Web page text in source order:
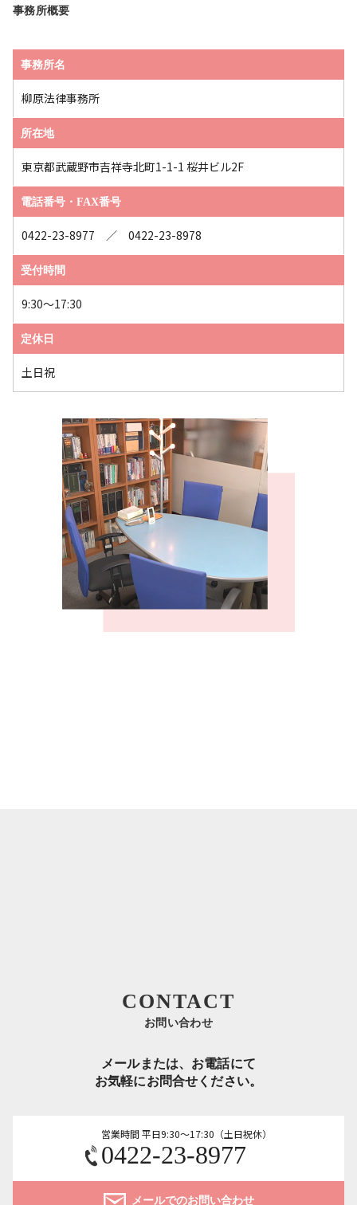
事務所概要
事務所名
柳原法律事務所
所在地
東京都武蔵野市吉祥寺北町1-1-1 桜井ビル2F
電話番号・FAX番号
0422-23-8977 ／ 0422-23-8978
受付時間
9:30～17:30
定休日
土日祝
CONTACT
お問い合わせ
メールまたは、お電話にて
お気軽にお問合せください。
営業時間 平日9:30～17:30（土日祝休）
0422-23-8977
メールでのお問い合わせ